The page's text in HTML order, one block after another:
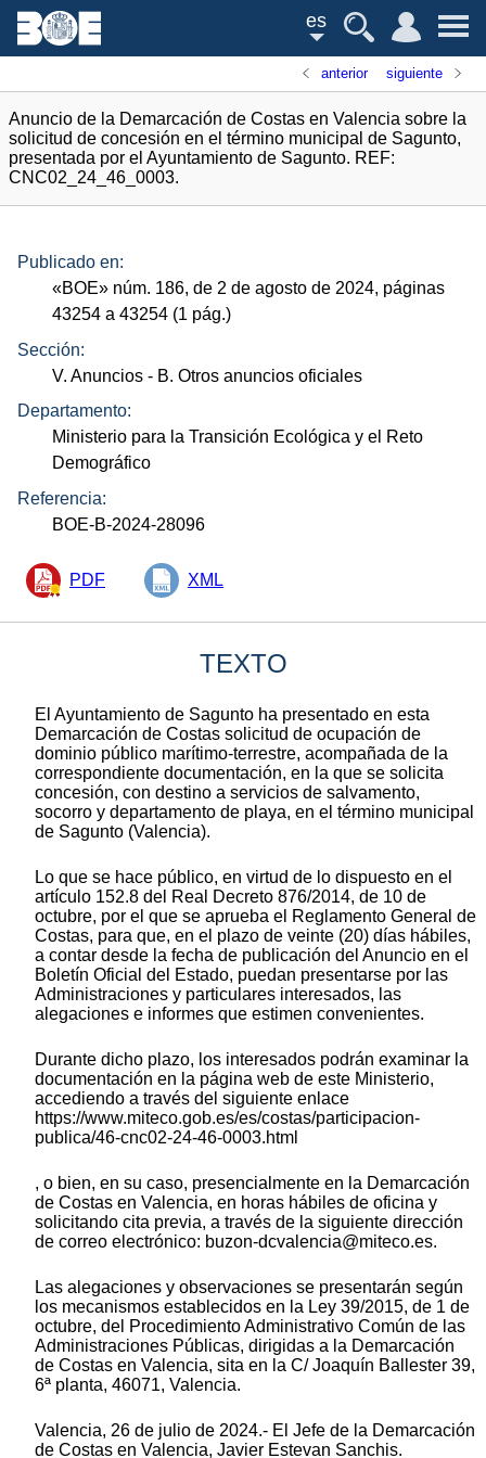
es
anterior siguiente
Anuncio de la Demarcación de Costas en Valencia sobre la
solicitud de concesión en el término municipal de Sagunto,
presentada por el Ayuntamiento de Sagunto. REF:
CNC02_24_46_0003.
Publicado en:
«BOE» núm. 186, de 2 de agosto de 2024, páginas
43254 a 43254 (1 pág.)
Sección:
V. Anuncios - B. Otros anuncios oficiales
Departamento:
Ministerio para la Transición Ecológica y el Reto
Demográfico
Referencia:
BOE-B-2024-28096
PDF XML
TEXTO
El Ayuntamiento de Sagunto ha presentado en esta
Demarcación de Costas solicitud de ocupación de
dominio público marítimo-terrestre, acompañada de la
correspondiente documentación, en la que se solicita
concesión, con destino a servicios de salvamento,
socorro y departamento de playa, en el término municipal
de Sagunto (Valencia).
Lo que se hace público, en virtud de lo dispuesto en el
artículo 152.8 del Real Decreto 876/2014, de 10 de
octubre, por el que se aprueba el Reglamento General de
Costas, para que, en el plazo de veinte (20) días hábiles,
a contar desde la fecha de publicación del Anuncio en el
Boletín Oficial del Estado, puedan presentarse por las
Administraciones y particulares interesados, las
alegaciones e informes que estimen convenientes.
Durante dicho plazo, los interesados podrán examinar la
documentación en la página web de este Ministerio,
accediendo a través del siguiente enlace
https://www.miteco.gob.es/es/costas/participacion-
publica/46-cnc02-24-46-0003.html
, o bien, en su caso, presencialmente en la Demarcación
de Costas en Valencia, en horas hábiles de oficina y
solicitando cita previa, a través de la siguiente dirección
de correo electrónico: buzon-dcvalencia@miteco.es.
Las alegaciones y observaciones se presentarán según
los mecanismos establecidos en la Ley 39/2015, de 1 de
octubre, del Procedimiento Administrativo Común de las
Administraciones Públicas, dirigidas a la Demarcación
de Costas en Valencia, sita en la C/ Joaquín Ballester 39,
6ª planta, 46071, Valencia.
Valencia, 26 de julio de 2024.- El Jefe de la Demarcación
de Costas en Valencia, Javier Estevan Sanchis.